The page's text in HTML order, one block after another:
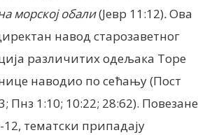
морској обали(Јевр 11:12).Ова
навод старозаветног
различитих одељака Торе
наводио по сећању (Пост
Пнз 1:10; 10:22; 28:62). Повезане
12, тематски припадају